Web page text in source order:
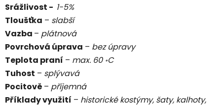
Srážlivost - 1-5%
Tloušťka – slabší
Vazba – plátnová
Povrchová úprava – bez úpravy
Teplota praní – max. 60 ॰C
Tuhost – splývavá
Pocitově – příjemná
Příklady využití – historické kostýmy, šaty, kalhoty,